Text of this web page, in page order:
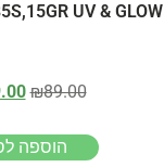
UV & GLOW
₪89.00
הוספה